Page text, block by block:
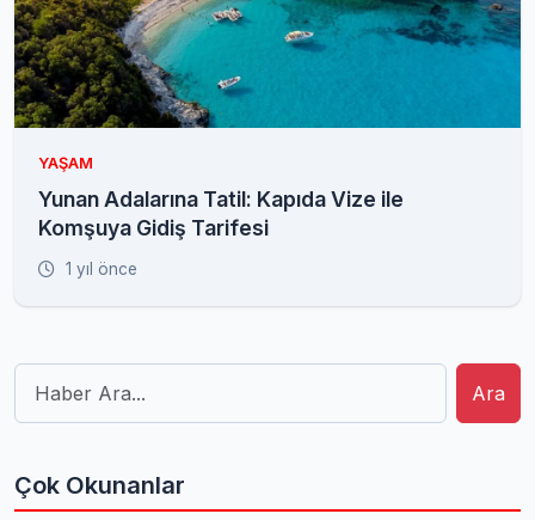
YAŞAM
Yunan Adalarına Tatil: Kapıda Vize ile
Komşuya Gidiş Tarifesi
1 yıl önce
Ara
Çok Okunanlar